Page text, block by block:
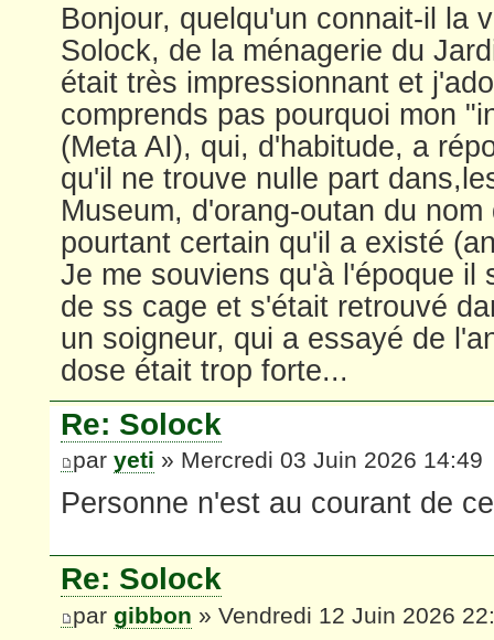
Bonjour, quelqu'un connait-il la
Solock, de la ménagerie du
était très impressionnant et
comprends pas pourquoi mon
(Meta AI), qui, d'habitude, a
qu'il ne trouve nulle part
Museum, d'orang-outan du
pourtant certain qu'il a existé
Je me souviens qu'à l'époque il
de ss cage et s'était retrouvé
un soigneur, qui a essayé de
dose était trop forte...
Re: Solock
par yeti » Mercredi 03 Juin 2026 14:49
Personne n'est au courant de
Re: Solock
par gibbon » Vendredi 12 Juin 2026